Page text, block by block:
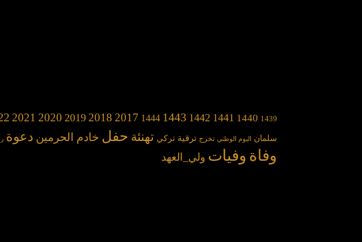
1439
1440
1441
1442
1443
1444
2017
2018
2019
2020
2021
سلمان اليوم الوطني تخرج ترقية تركي تهنئة حفل خادم الحرمين دعوة
وفاة وفيات ولي_العهد